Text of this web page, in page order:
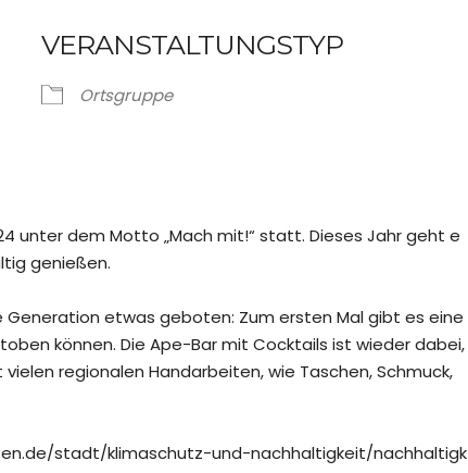
VERANSTALTUNGSTYP
Ortsgruppe
unter dem Motto „Mach mit!“ statt. Dieses Jahr geht e
genießen.
Generation etwas geboten: Zum ersten Mal gibt es eine
können. Die Ape-Bar mit Cocktails ist wieder dabei,
regionalen Handarbeiten, wie Taschen, Schmuck,
stadt/klimaschutz-und-nachhaltigkeit/nachhaltigk